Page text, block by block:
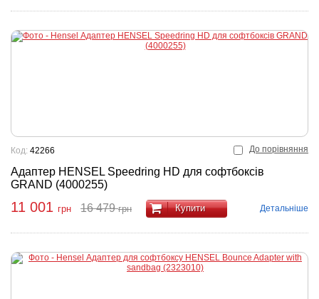
До порівняння
Адаптер HENSEL Speedring HD для софтбоксів
GRAND (4000255)
Код: 42266
11 001 грн 16 479грн Купити Детальніше